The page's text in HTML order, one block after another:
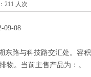
211 人次
09-08
东路与科技路交汇处。容积
物。当前主售产品为：。